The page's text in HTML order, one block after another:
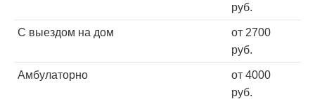
руб.
С выездом на дом
от 2700
руб.
Амбулаторно
от 4000
руб.